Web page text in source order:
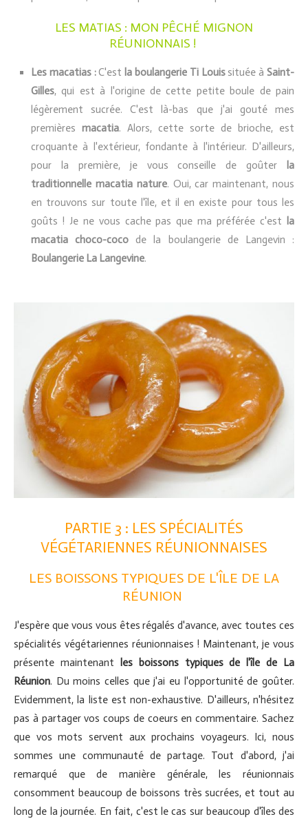
LES MATIAS : MON PÊCHÉ MIGNON
RÉUNIONNAIS !
Les macatias :C'est la boulangerie Ti Louissituée àSaint-
Gilles, qui est à l'origine de cette petite boule de pain
légèrement sucrée. C'est là-bas que j'ai gouté mes
premières macatia. Alors, cette sorte de brioche, est
croquante à l'extérieur, fondante à l'intérieur. D'ailleurs,
pour la première, je vous conseille de goûter
la
traditionnelle macatia nature. Oui, car maintenant, nous
en trouvons sur toute l'île, et il en existe pour tous les
goûts ! Je ne vous cache pas que ma préférée c'est
la
macatia choco-coco de la boulangerie de Langevin :
Boulangerie La Langevine.
PARTIE 3 : LES SPÉCIALITÉS
VÉGÉTARIENNES RÉUNIONNAISES
LES BOISSONS TYPIQUES DE L'ÎLE DE LA
RÉUNION
J'espère que vous vous êtes régalés d'avance, avec toutes ces
spécialités végétariennes réunionnaises ! Maintenant, je vous
présente maintenant
les boissons typiques de l'île de La
Réunion. Du moins celles que j'ai eu l'opportunité de goûter.
Evidemment, la liste est non-exhaustive. D'ailleurs, n'hésitez
pas à partager vos coups de coeurs en commentaire. Sachez
que vos mots servent aux prochains voyageurs. Ici, nous
sommes une communauté de partage. Tout d'abord, j'ai
remarqué que de manière générale, les réunionnais
consomment beaucoup de boissons très sucrées, et tout au
long de la journée. En fait, c'est le cas sur beaucoup d'îles des